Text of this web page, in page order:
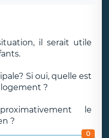
il serait utile
Si oui, quelle est
?
le
?
0